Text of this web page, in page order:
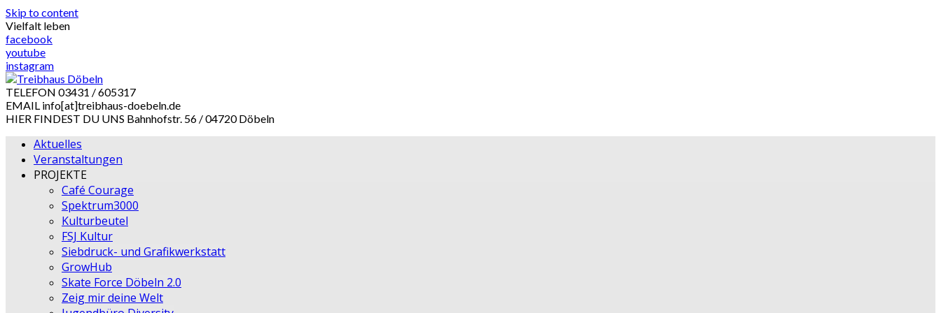
Skip to content
Vielfalt leben
facebook
youtube
instagram
TELEFON 03431 / 605317
EMAIL info[at]treibhaus-doebeln.de
HIER FINDEST DU UNS Bahnhofstr. 56 / 04720 Döbeln
Aktuelles
Veranstaltungen
PROJEKTE
Café Courage
Spektrum3000
Kulturbeutel
FSJ Kultur
Siebdruck- und Grafikwerkstatt
GrowHub
Skate Force Döbeln 2.0
Zeig mir deine Welt